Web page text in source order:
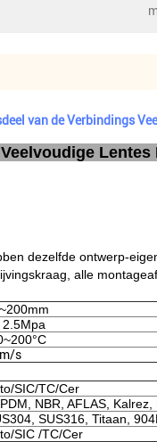
van de Verbindings
dezelfde ontwerp-
alle
2.5Mpa
s
SIC/TC/Cer
NBR, AFLAS, Kalrez,
SUS316, Titaan, 904L
SIC /TC/Cer